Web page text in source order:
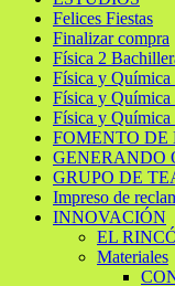
Felices Fiestas
Finalizar compra
Física 2
Física y Química
Física y Química
Física y Química
FOMENTO DE
GENERANDO
GRUPO DE
Impreso de
INNOVACIÓN
EL
Materiales